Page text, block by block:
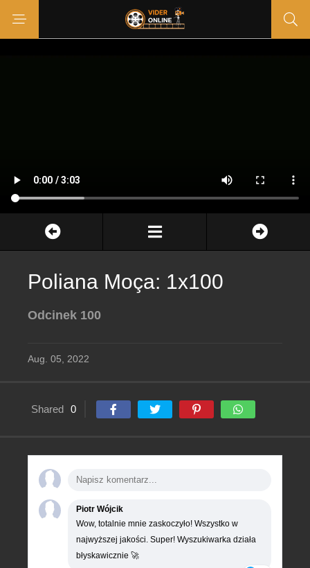
Poliana Moça: 1x100
Odcinek 100
Aug. 05, 2022
Shared 0
Piotr Wójcik
Wow, totalnie mnie zaskoczyło! Wszystko w
najwyższej jakości. Super! Wyszukiwarka działa
błyskawicznie 🚀